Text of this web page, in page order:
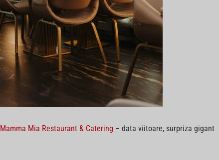
Mamma Mia Restaurant & Catering – data viitoare, surpriza gigant